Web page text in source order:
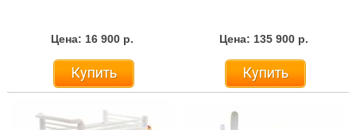
Цена: 16 900 р.
Купить
Цена: 135 900 р.
Купить